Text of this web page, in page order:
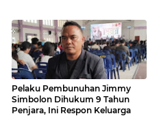
Pelaku Pembunuhan Jimmy
Simbolon Dihukum 9 Tahun
Penjara, Ini Respon Keluarga